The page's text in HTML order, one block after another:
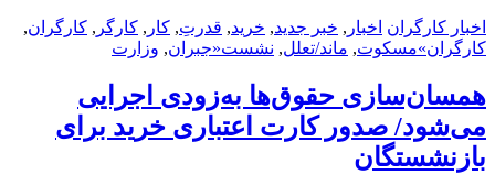
اخبار کارگران اخبار , خبر جدید, خرید, قدرتِ, کار , کارگر , کارگران,
کارگران»مسکوت, ماند/تعلل, نشست«جبران, وزارت
همسان‌سازی حقوق‌ها به‌زودی اجرایی
می‌شود/ صدور کارت اعتباری خرید برای
بازنشستگان